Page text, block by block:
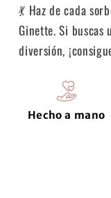
💃 Haz de cada
Ginette. Si buscas
diversión,
Hecho a mano